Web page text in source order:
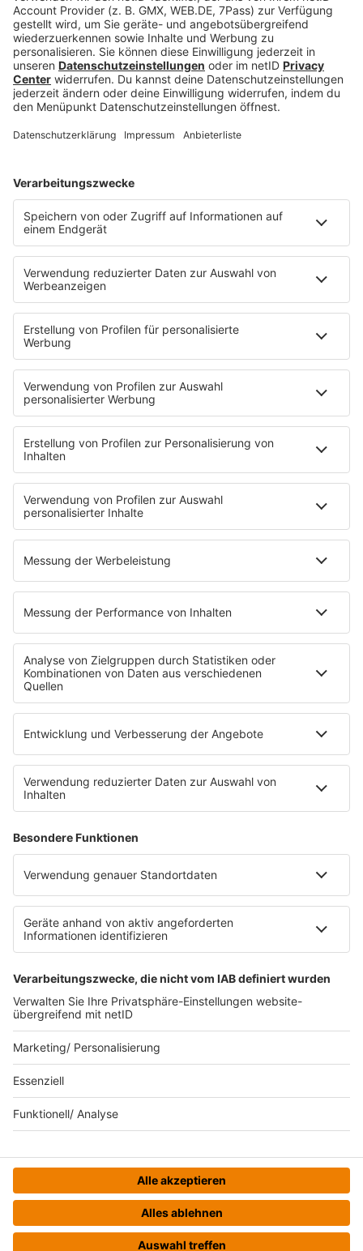
5. Kombi-Ticket: Triff Ausstellende
bei Stuzubi Digital
Mit dem Kombi-Ticket erhältst du zusätzlich
exklusiven Zugang zu Stuzubi Digital (Herbst 2026).
wenden sich die besten Unternehmen und
Hochschulen Deutschlands an junge Talente wie
dich.
10.10.2026
10 - 16 Uhr
Eintritt:kostenlos mit Registrierung
HOME
INFOS
Kontakt
Newsletter
Jobs & Praktika
Pressekontakt
Pressemeldungen
WERBUNG
Mediadaten und Preisliste
Ansprechpartner
Impressum
Datenschutz
Datenschutzeinstellungen
Datenverarbeitung bei Gewinnspielen
Teilnahmebedingungen
Gewinnspielregeln Social Media
KI-Leitlinie
Die neuesten Updates für deinen
© bigKARRIERE - Eine Marke der Audiotainment Südwest
GmbH & Co. KG